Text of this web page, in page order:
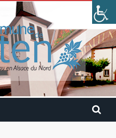
Maroc en camping-car avec